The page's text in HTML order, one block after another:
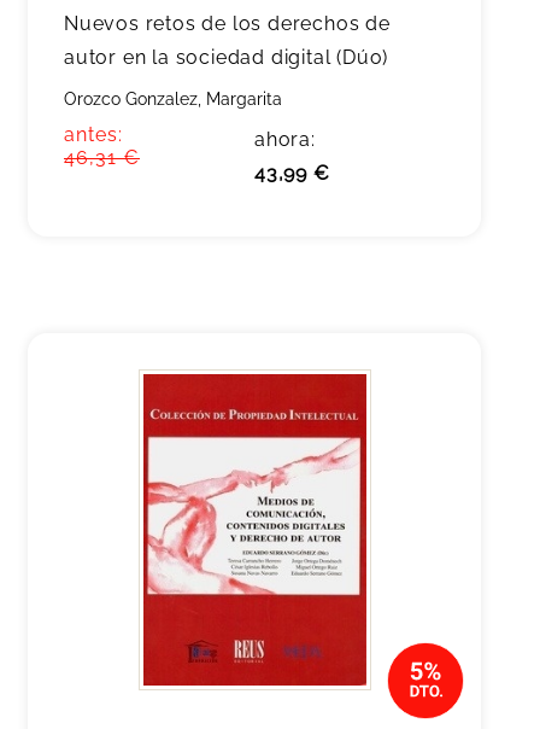
Nuevos retos de los derechos de
autor en la sociedad digital (Dúo)
Orozco Gonzalez, Margarita
antes:
46,31 €
ahora:
43,99 €